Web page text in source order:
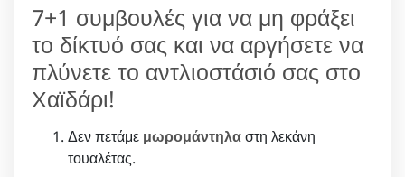
7+1 συμβουλές για να μη φράξει
το δίκτυό σας και να αργήσετε να
πλύνετε το αντλιοστάσιό σας στο
Χαϊδάρι!
Δεν πετάμε μωρομάντηλαστη λεκάνη
τουαλέτας.